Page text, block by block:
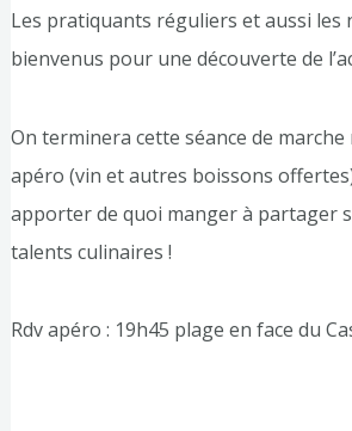
Les pratiquants réguliers et aussi les
bienvenus pour une découverte de
On terminera cette séance de
apéro (vin et autres boissons
apporter de quoi manger à partager
talents culinaires !
Rdv apéro : 19h45 plage en face du